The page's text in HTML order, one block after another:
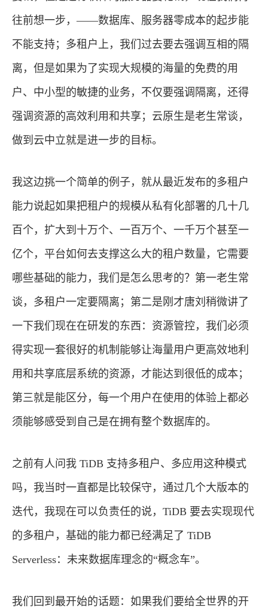
往前想一步，——数据库、服务器零成本的起步能
不能支持；多租户上，我们过去要去强调互相的隔
离，但是如果为了实现大规模的海量的免费的用
户、中小型的敏捷的业务，不仅要强调隔离，还得
强调资源的高效利用和共享；云原生是老生常谈，
做到云中立就是进一步的目标。
我这边挑一个简单的例子，就从最近发布的多租户
能力说起如果把租户的规模从私有化部署的几十几
百个，扩大到十万个、一百万个、一千万个甚至一
亿个，平台如何去支撑这么大的租户数量，它需要
哪些基础的能力，我们是怎么思考的？第一老生常
谈，多租户一定要隔离；第二是刚才唐刘稍微讲了
一下我们现在在研发的东西：资源管控，我们必须
得实现一套很好的机制能够让海量用户更高效地利
用和共享底层系统的资源，才能达到很低的成本；
第三就是能区分，每一个用户在使用的体验上都必
须能够感受到自己是在拥有整个数据库的。
之前有人问我 TiDB 支持多租户、多应用这种模式
吗，我当时一直都是比较保守，通过几个大版本的
迭代，我现在可以负责任的说，TiDB 要去实现现代
的多租户，基础的能力都已经满足了 TiDB
Serverless：未来数据库理念的“概念车”。
我们回到最开始的话题：如果我们要给全世界的开